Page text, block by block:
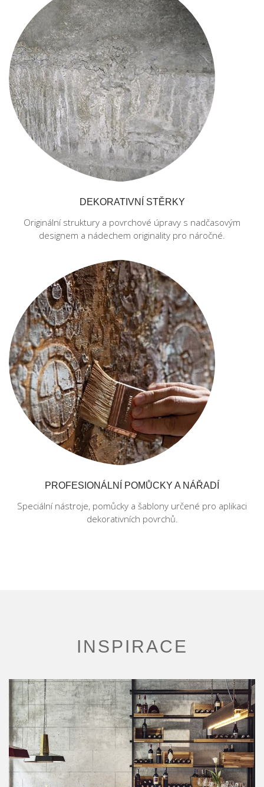
DEKORATIVNÍ STĚRKY
Originální struktury a povrchové úpravy s nadčasovým
designem a nádechem originality pro náročné.
PROFESIONÁLNÍ POMŮCKY A NÁŘADÍ
Speciální nástroje, pomůcky a šablony určené pro aplikaci
dekorativních povrchů.
INSPIRACE